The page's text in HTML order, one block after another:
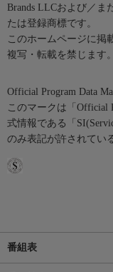
Brands LLCおよび／ま
たは登録商標です。
このホームページに掲
複写・転載を禁じます。
Official Program Data
このマークは「Official
式情報である「
のみ表記が許されてい
番組表